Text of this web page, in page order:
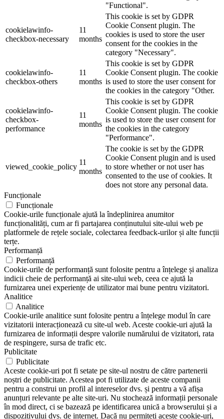
"Functional".
cookielawinfo-
checkbox-necessary
11
months
This cookie is set by GDPR
Cookie Consent plugin. The
cookies is used to store the user
consent for the cookies in the
category "Necessary".
cookielawinfo-
checkbox-others
11
months
This cookie is set by GDPR
Cookie Consent plugin. The cookie
is used to store the user consent for
the cookies in the category "Other.
cookielawinfo-
checkbox-
performance
11
months
This cookie is set by GDPR
Cookie Consent plugin. The cookie
is used to store the user consent for
the cookies in the category
"Performance".
viewed_cookie_policy
11
months
The cookie is set by the GDPR
Cookie Consent plugin and is used
to store whether or not user has
consented to the use of cookies. It
does not store any personal data.
Funcționale
Funcționale
Cookie-urile funcționale ajută la îndeplinirea anumitor
funcționalități, cum ar fi partajarea conținutului site-ului web pe
platformele de rețele sociale, colectarea feedback-urilor și alte funcții
terțe.
Performanță
Performanță
Cookie-urile de performanță sunt folosite pentru a înțelege și analiza
indicii cheie de performanță ai site-ului web, ceea ce ajută la
furnizarea unei experiențe de utilizator mai bune pentru vizitatori.
Analitice
Analitice
Cookie-urile analitice sunt folosite pentru a înțelege modul în care
vizitatorii interacționează cu site-ul web. Aceste cookie-uri ajută la
furnizarea de informații despre valorile numărului de vizitatori, rata
de respingere, sursa de trafic etc.
Publicitate
Publicitate
Aceste cookie-uri pot fi setate pe site-ul nostru de către partenerii
noștri de publicitate. Acestea pot fi utilizate de aceste companii
pentru a construi un profil al intereselor dvs. și pentru a vă afișa
anunțuri relevante pe alte site-uri. Nu stochează informații personale
în mod direct, ci se bazează pe identificarea unică a browserului și a
dispozitivului dvs. de internet. Dacă nu permiteți aceste cookie-uri,